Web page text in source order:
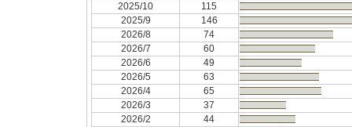
2025/10
115
2025/9
146
2026/8
74
2026/7
60
2026/6
49
2026/5
63
2026/4
65
2026/3
37
2026/2
44